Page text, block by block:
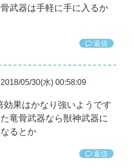
武器は手軽に手に入るか
返信
05/30(水) 00:58:09
効果はかなり強いようです
竜骨武器なら獣神武器に
るとか
返信